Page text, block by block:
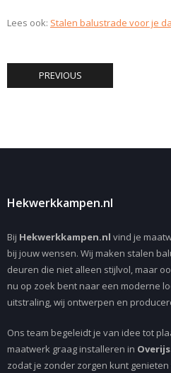
Lees ook: Stalen balustrade voor je
PREVIOUS
Hekwerkkampen.nl
Bij Hekwerkkampen.nl vind je
bij jouw wensen. Wij maken stalen
deuren die niet alleen stijlvol, maar
nu op zoek bent naar een moderne
uitstraling, wij ontwerpen en
Ons team begeleidt je van idee tot
maatwerk graag installeren in
zodat je zonder zorgen kunt